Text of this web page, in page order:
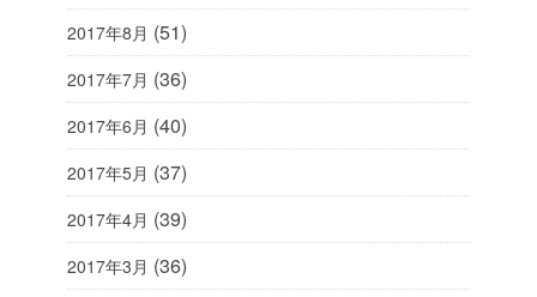
2017年8月 (51)
2017年7月 (36)
2017年6月 (40)
2017年5月 (37)
2017年4月 (39)
2017年3月 (36)